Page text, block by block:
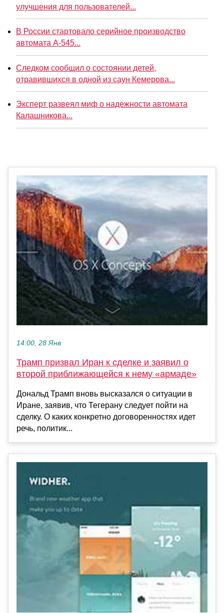
улучшения для пользователей...
В России стартовало серийное производство
автомата А-545...
Следком сообщил о состоянии детей,
отравившихся в одной из саун Кемерова...
Эксперт развеял миф о надежности автомата
Калашникова...
14:00, 28 Янв
Трамп призвал Иран к сделке и заявил о
второй приближающейся к нему «армаде»
Дональд Трамп вновь высказался о ситуации в
Иране, заявив, что Тегерану следует пойти на
сделку. О каких конкретно договоренностях идет
речь, политик...